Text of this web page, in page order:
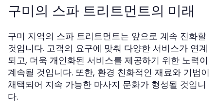
구미의 스파 트리트먼트의 미래
구미 지역의 스파 트리트먼트는 앞으로 계속 진화할
것입니다. 고객의 요구에 맞춰 다양한 서비스가 연계
되고, 더욱 개인화된 서비스를 제공하기 위한 노력이
계속될 것입니다. 또한, 환경 친화적인 재료와 기법이
채택되어 지속 가능한 마사지 문화가 형성될 것입니
다.